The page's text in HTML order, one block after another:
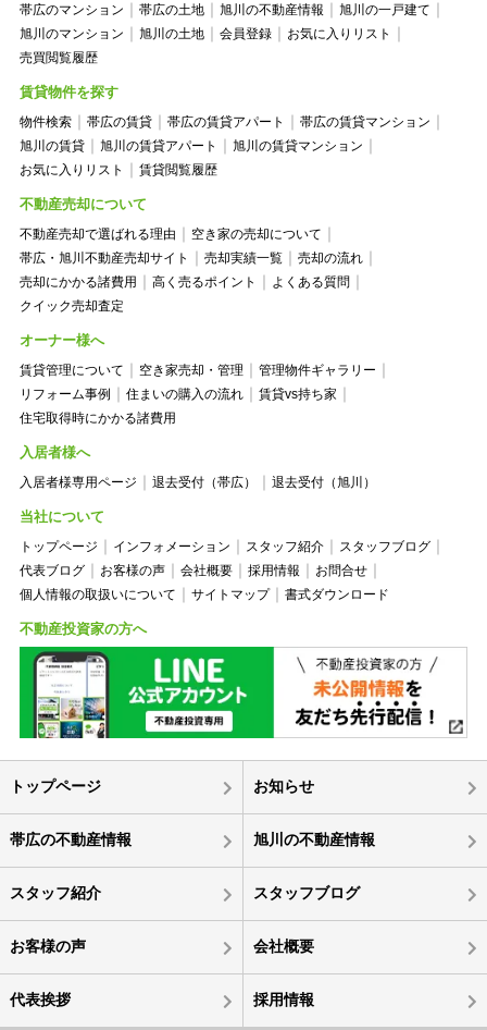
帯広のマンション
帯広の土地 旭川の不動産情報
旭川の一戸建て
旭川のマンション
旭川の土地 会員登録
お気に入りリスト
売買閲覧履歴
賃貸物件を探す
物件検索 帯広の賃貸 帯広の賃貸アパート
帯広の賃貸マンション
旭川の賃貸
旭川の賃貸アパート
旭川の賃貸マンション
お気に入りリスト
賃貸閲覧履歴
不動産売却について
不動産売却で選ばれる理由
空き家の売却について
帯広・旭川不動産売却サイト
売却実績一覧
売却の流れ
売却にかかる諸費用
高く売るポイント
よくある質問
クイック売却査定
オーナー様へ
賃貸管理について 空き家売却・管理
管理物件ギャラリー
リフォーム事例
住まいの購入の流れ
賃貸vs持ち家
住宅取得時にかかる諸費用
入居者様へ
入居者様専用ページ 退去受付（帯広） 退去受付（旭川）
当社について
トップページ インフォメーション スタッフ紹介
スタッフブログ
代表ブログ
お客様の声 会社概要 採用情報
お問合せ
個人情報の取扱いについて
サイトマップ 書式ダウンロード
不動産投資家の方へ
トップページ お知らせ
帯広の不動産情報 旭川の不動産情報
スタッフ紹介 スタッフブログ
お客様の声 会社概要
代表挨拶 採用情報